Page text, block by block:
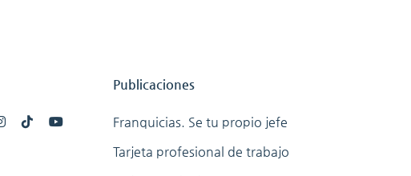
Publicaciones
Franquicias. Se tu propio jefe
Tarjeta profesional de trabajo